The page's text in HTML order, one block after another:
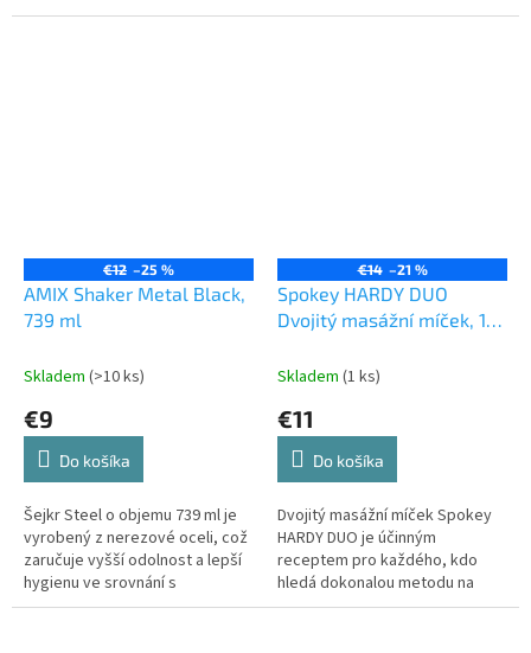
úspěchy rozhodně překážet
cvičení nebo do batohu, který
€12 –25 %
AMIX Shaker Metal Black,
739 ml
Skladem (>10 ks)
€9
Do košíka
Šejkr Steel o objemu 739 ml je
vyrobený z nerezové oceli, což
zaručuje vyšší odolnost a lepší
hygienu ve srovnání s
plastovými šejkry. Díky tomu
€14 –21 %
Spokey HARDY DUO
Dvojitý masážní míček, 16
Skladem (1 ks)
€11
Do košíka
Dvojitý masážní míček Spokey
HARDY DUO je účinným
receptem pro každého, kdo
hledá dokonalou metodu na
úlevu od bolesti svalů. Díky